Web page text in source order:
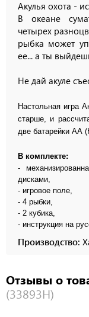
Акулья охота -
В океане
четырех
рыбка может
ее... а ты
Не дай акуле
Настольная игра
старше, и
две батарейки АА (
В комплекте:
-
дисками,
- игровое поле,
- 4 рыбки,
- 2 кубика,
- инструкция на
Производство:
Отзывы о
(33893H)